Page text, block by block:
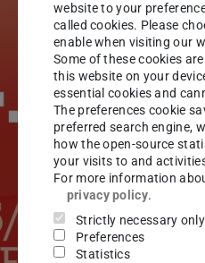
website to your
called cookies. Please
enable when visiting our
Some of these cookies
this website on your
essential cookies and
The preferences cookie
preferred search engine,
how the open-source
your visits to and
For more information
privacy policy.
Strictly necessary only
Preferences
Statistics